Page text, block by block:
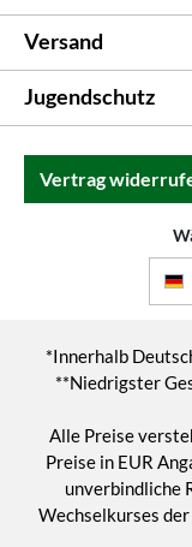
Versand
Jugendschutz
Vertrag
*Innerhalb
**Niedrigster
Alle Preise
Preise in EUR
unverbindliche
Wechselkurses